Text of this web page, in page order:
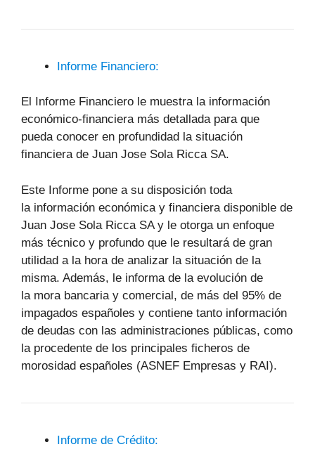
Informe Financiero:
El Informe Financiero le muestra la información
económico-financiera más detallada para que
pueda conocer en profundidad la situación
financiera de Juan Jose Sola Ricca SA.
Este Informe pone a su disposición toda
la información económica y financiera disponible de
Juan Jose Sola Ricca SA y le otorga un enfoque
más técnico y profundo que le resultará de gran
utilidad a la hora de analizar la situación de la
misma. Además, le informa de la evolución de
la mora bancaria y comercial, de más del 95% de
impagados españoles y contiene tanto información
de deudas con las administraciones públicas, como
la procedente de los principales ficheros de
morosidad españoles (ASNEF Empresas y RAI).
Informe de Crédito: